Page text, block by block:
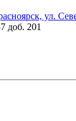
ул.
доб. 201